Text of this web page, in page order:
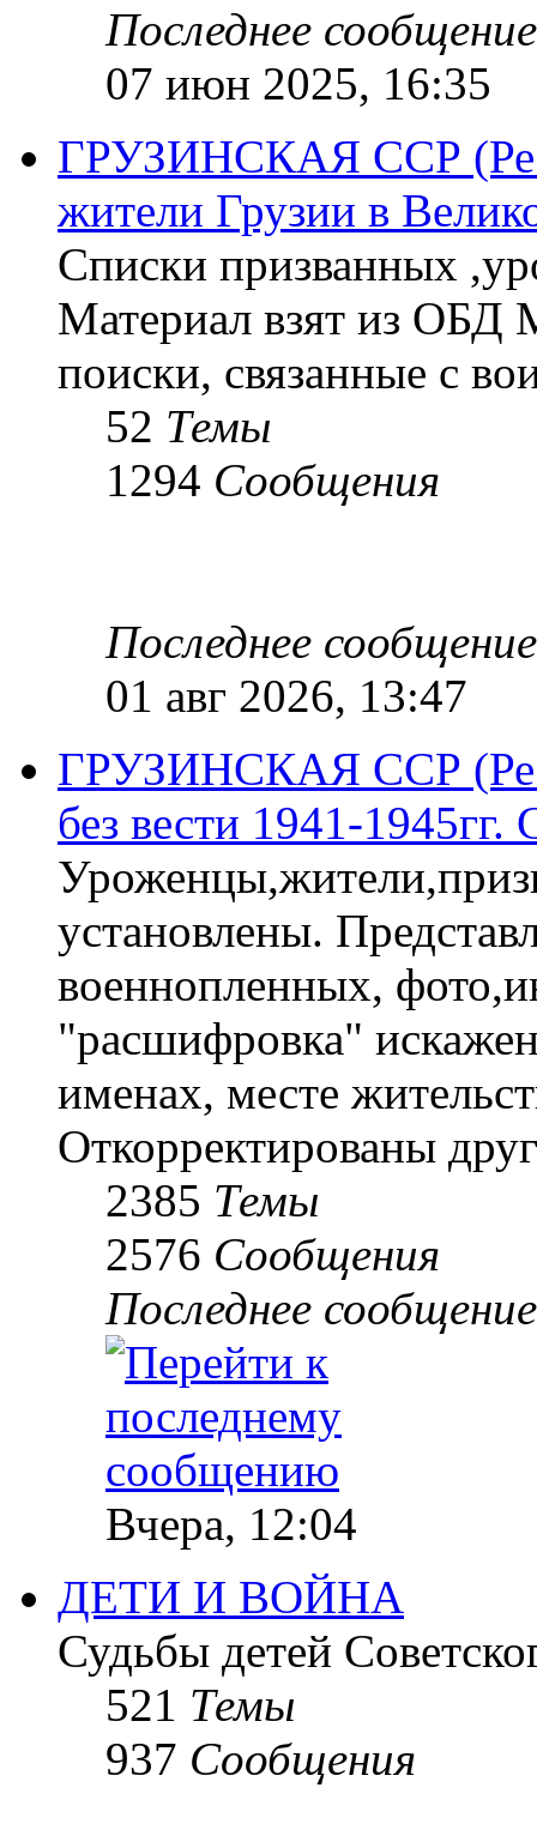
Последнее сообщение
07 июн 2025, 16:35
ГРУЗИНСКАЯ ССР
жители Грузии в
Списки призванных
Материал взят из ОБД
поиски, связанные с
52 Темы
1294 Сообщения
Последнее сообщение
01 авг 2026, 13:47
ГРУЗИНСКАЯ ССР
без вести 1941-
установлены.
военнопленных,
"расшифровка"
именах, месте
Откорректированы
2385 Темы
2576 Сообщения
Последнее сообщение
Вчера, 12:04
ДЕТИ И ВОЙНА
Судьбы детей
521 Темы
937 Сообщения